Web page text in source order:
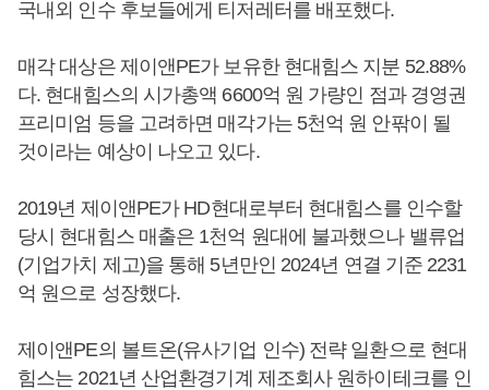
국내외 인수 후보들에게 티저레터를 배포했다.
매각 대상은 제이앤PE가 보유한 현대힘스 지분 52.88%
다. 현대힘스의 시가총액 6600억 원 가량인 점과 경영권
프리미엄 등을 고려하면 매각가는 5천억 원 안팎이 될
것이라는 예상이 나오고 있다.
2019년 제이앤PE가 HD현대로부터 현대힘스를 인수할
당시 현대힘스 매출은 1천억 원대에 불과했으나 밸류업
(기업가치 제고)을 통해 5년만인 2024년 연결 기준 2231
억 원으로 성장했다.
제이앤PE의 볼트온(유사기업 인수) 전략 일환으로 현대
힘스는 2021년 산업환경기계 제조회사 원하이테크를 인